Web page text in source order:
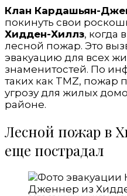
Клан Кардашьян-
покинуть свои
Хидден-Хиллз, когда
лесной пожар. Это
эвакуацию для всех
знаменитостей. По
таких как TMZ, пожар
угрозу для жилых
районе.
Лесной пожар в
еще пострадал